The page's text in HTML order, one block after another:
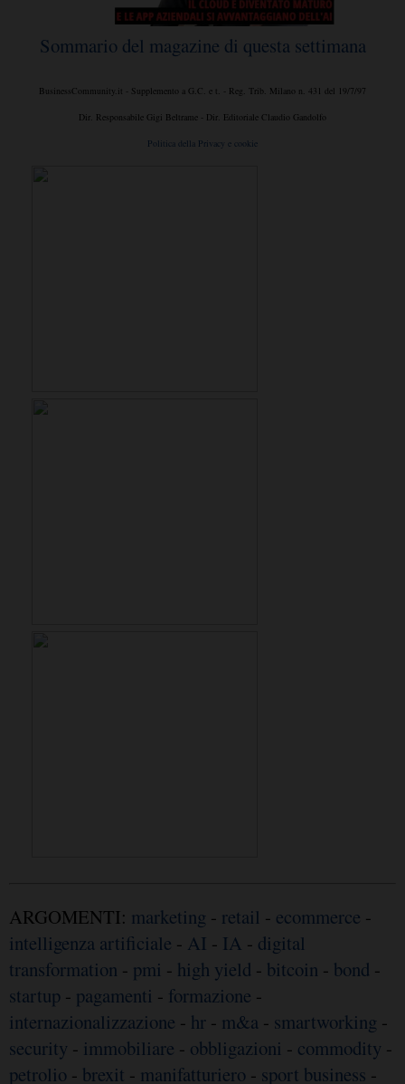
Sommario del magazine di questa settimana
BusinessCommunity.it - Supplemento a G.C. e t. - Reg. Trib. Milano n. 431 del 19/7/97
Dir. Responsabile Gigi Beltrame - Dir. Editoriale Claudio Gandolfo
Politica della Privacy e cookie
ARGOMENTI: marketing - retail - ecommerce -
intelligenza artificiale - AI - IA - digital
transformation - pmi - high yield - bitcoin - bond -
startup - pagamenti - formazione -
internazionalizzazione - hr - m&a - smartworking -
security - immobiliare - obbligazioni - commodity -
petrolio - brexit - manifatturiero - sport business -